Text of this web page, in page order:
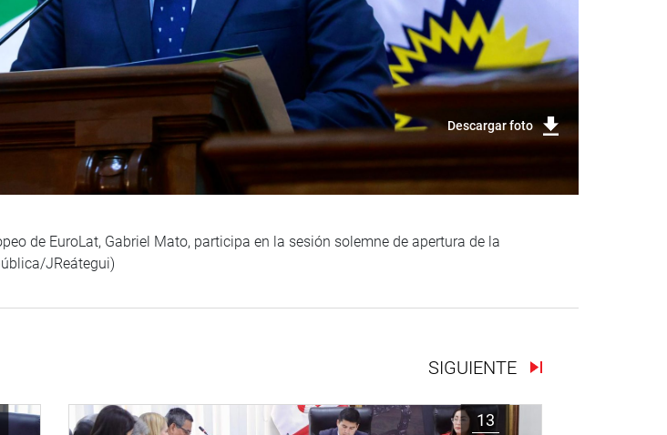
Descargar foto
de EuroLat, Gabriel Mato, participa en la sesión solemne de apertura de la
JReátegui)
SIGUIENTE
13